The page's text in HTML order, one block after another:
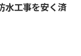
水工事を安く済